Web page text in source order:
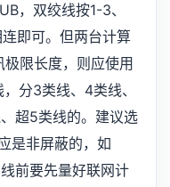
，双绞线按1-3、
即可。但两台计算
限长度，则应使用
分3类线、4类线、
超5类线的。建议选
是非屏蔽的，如
前要先量好联网计